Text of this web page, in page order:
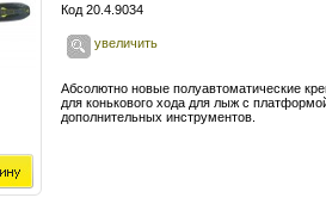
Код 20.4.9034
увеличить
Абсолютно новые полуавтоматические
для конькового хода для лыж с
дополнительных инструментов.